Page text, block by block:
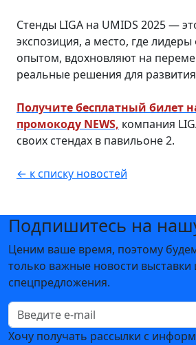
Стенды LIGA на UMIDS 2025 —
экспозиция, а место, где лидеры
опытом, вдохновляют на
реальные решения для
Получите бесплатный билет
промокоду NEWS, компания
своих стендах в павильоне 2.
← к списку новостей
Подпишитесь на
Ценим ваше время, поэтому
только важные новости выставки
спецпредложения.
Хочу получать рассылки с